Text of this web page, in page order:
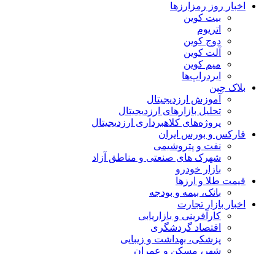
اخبار روز رمزارزها
بیت کوین
اتریوم
دوج کوین
آلت کوین
میم کوین‌
ایردراپ‌ها
بلاک چین
آموزش ارزدیجیتال
تحلیل بازارهای ارزدیجیتال
پروژه‌های کلاهبرداری ارزدیجیتال
فارکس و بورس ایران
نفت و پتروشیمی
شهرک های صنعتی و مناطق آزاد
بازار خودرو
قیمت طلا و ارزها
بانک، بیمه و بودجه
اخبار بازار تجارت
کارآفرینی و بازاریابی
اقتصاد گردشگری
پزشکی، بهداشت و زیبایی
شهر، مسکن و عمران